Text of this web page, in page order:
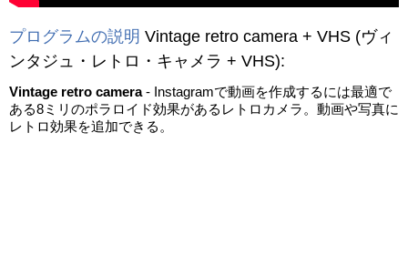
プログラムの説明 Vintage retro camera + VHS (ヴィ
ンタジュ・レトロ・キャメラ + VHS):
Vintage retro camera- Instagramで動画を作成するには最適で
ある8ミリのポラロイド効果があるレトロカメラ。動画や写真に
レトロ効果を追加できる。